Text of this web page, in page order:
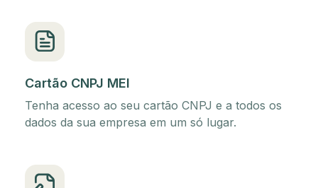
Cartão CNPJ MEI
Tenha acesso ao seu cartão CNPJ e a todos os
dados da sua empresa em um só lugar.